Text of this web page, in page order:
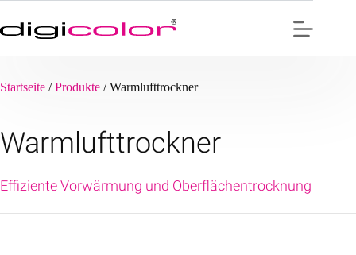
Inhalt
springen
Startseite /Produkte /Warmlufttrockner
Warmlufttrockner
Effiziente Vorwärmung und Oberflächentrocknung